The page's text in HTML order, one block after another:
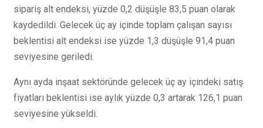
sipariş alt endeksi, yüzde 0,2 düşüşle 83,5 puan olarak
kaydedildi. Gelecek üç ay içinde toplam çalışan sayısı
beklentisi alt endeksi ise yüzde 1,3 düşüşle 91,4 puan
seviyesine geriledi.
Aynı ayda inşaat sektöründe gelecek üç ay içindeki satış
fiyatları beklentisi ise aylık yüzde 0,3 artarak 126,1 puan
seviyesine yükseldi.